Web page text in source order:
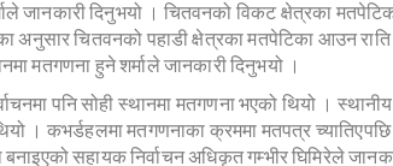
जानकारी दिनुभयो । चितवनको विकट क्षेत्रका
अनुसार चितवनको पहाडी क्षेत्रका मतपेटिका आउन
मतगणना हुने शर्माले जानकारी दिनुभयो ।
पनि सोही स्थानमा मतगणना भएको थियो ।
। कभर्डहलमा मतगणनाका क्रममा मतपत्र
सहायक निर्वाचन अधिकृत गम्भीर घिमिरेले